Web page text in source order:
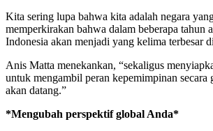
Kita sering lupa bahwa kita adalah negara
memperkirakan bahwa dalam beberapa tahun
Indonesia akan menjadi yang kelima terbesar
Anis Matta menekankan, “sekaligus
untuk mengambil peran kepemimpinan secara
akan datang.”
*Mengubah perspektif global Anda*